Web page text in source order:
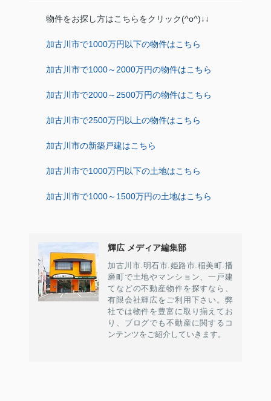
物件をお探し方はこちらをクリック(^o^)↓↓
加古川市で1000万円以下の物件はこちら
加古川市で1000～2000万円の物件はこちら
加古川市で2000～2500万円の物件はこちら
加古川市で2500万円以上の物件はこちら
加古川市の新築戸建はこちら
加古川市で1000万円以下の土地はこちら
加古川市で1000～1500万円の土地はこちら
輝広 メディア編集部
加古川市.明石市.姫路市.稲美町.播
磨町で土地やマンション、一戸建
てなどの不動産物件を探すなら、
有限会社輝広をご利用下さい。弊
社では物件を豊富に取り揃えてお
り、ブログでも不動産に関するコ
ンテンツをご紹介していきます。